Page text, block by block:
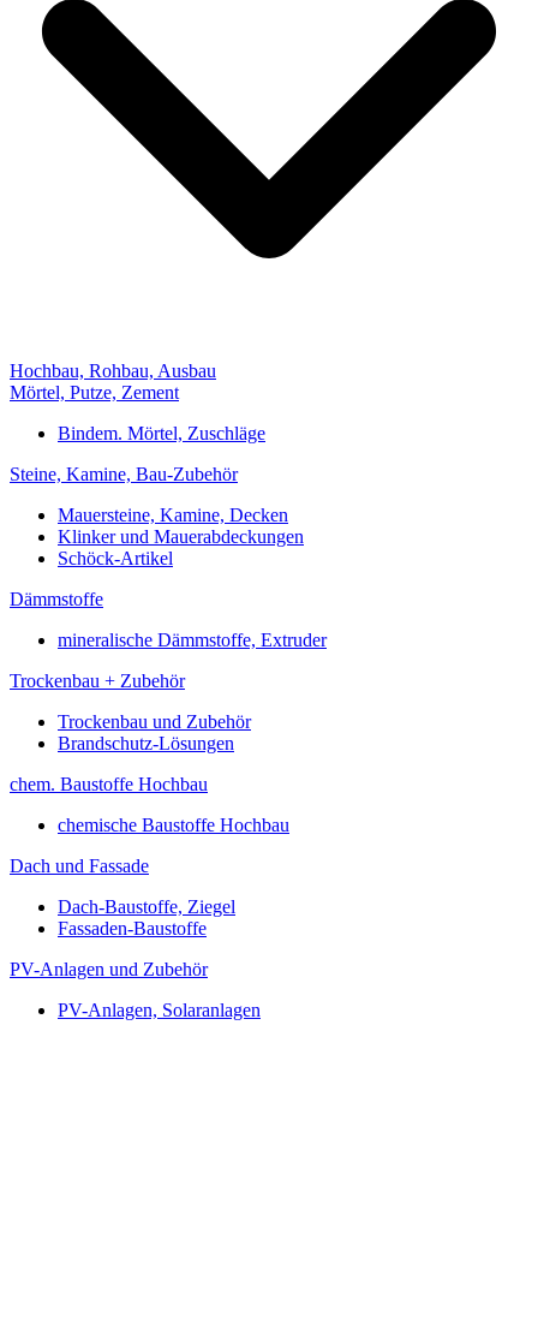
Hochbau, Rohbau, Ausbau
Mörtel, Putze, Zement
Bindem. Mörtel, Zuschläge
Steine, Kamine, Bau-Zubehör
Mauersteine, Kamine, Decken
Klinker und Mauerabdeckungen
Schöck-Artikel
Dämmstoffe
mineralische Dämmstoffe, Extruder
Trockenbau + Zubehör
Trockenbau und Zubehör
Brandschutz-Lösungen
chem. Baustoffe Hochbau
chemische Baustoffe Hochbau
Dach und Fassade
Dach-Baustoffe, Ziegel
Fassaden-Baustoffe
PV-Anlagen und Zubehör
PV-Anlagen, Solaranlagen